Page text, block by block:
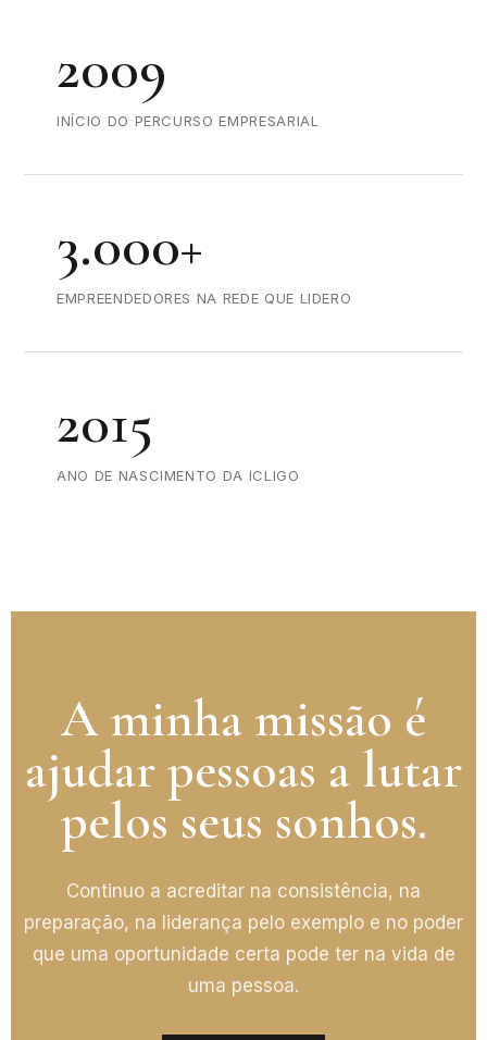
2009
INÍCIO DO PERCURSO EMPRESARIAL
3.000+
EMPREENDEDORES NA REDE QUE LIDERO
2015
ANO DE NASCIMENTO DA ICLIGO
A minha missão é
ajudar pessoas a lutar
pelos seus sonhos.
Continuo a acreditar na consistência, na
preparação, na liderança pelo exemplo e no poder
que uma oportunidade certa pode ter na vida de
uma pessoa.